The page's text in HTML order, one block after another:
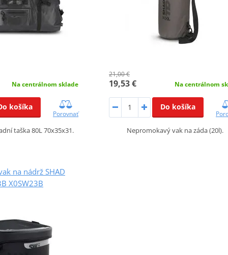
Na centrálnom sklade
košíka
Porovnať
taška 80L 70x35x31.
21,00 €
19,53 € Na centrálnom
Do košíka
Nepromokavý vak na záda (20l).
na nádrž SHAD
X0SW23B